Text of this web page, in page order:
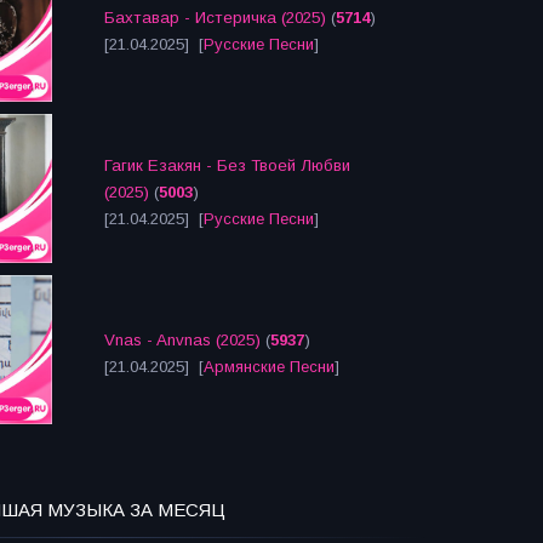
Бахтавар - Истеричка (2025) (5714)
[21.04.2025] [Русские Песни]
Гагик Езакян - Без Твоей Любви
(2025) (5003)
[21.04.2025] [Русские Песни]
Vnas - Anvnas (2025) (5937)
[21.04.2025] [Армянские Песни]
МУЗЫКА ЗА МЕСЯЦ